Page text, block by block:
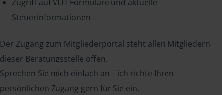
Zugriff auf VLH-Formulare und aktuelle
Steuerinformationen
Der Zugang zum Mitgliederportal steht allen Mitgliedern
dieser Beratungsstelle offen.
Sprechen Sie mich einfach an – ich richte Ihren
persönlichen Zugang gern für Sie ein.